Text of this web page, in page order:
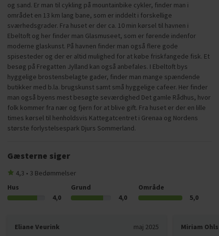
og sand. Er man til cykling på mountainbike cykler, finder man i
området en 13 km lang bane, som er inddelt i forskellige
sværhedsgrader. Fra huset er der ca. 10 min kørsel til havnen i
Ebeltoft og her finder man Glasmuseet, som er førende indenfor
moderne glaskunst. På havnen finder man også flere gode
spisesteder og der er altid mulighed for at købe friskfangede fisk. Et
besøg på Fregatten Jylland kan også anbefales. I Ebeltoft bys
hyggelige brostensbelagte gader, finder man mange spændende
butikker med b.la. brugskunst samt små hyggelige cafeer. Her finder
man også byens mest besøgte seværdighed Det gamle Rådhus, hvor
folk kommer fra nær og fjern for at blive gift. Fra huset er der en lille
times kørsel til henholdsvis Kattegatcentret i Grenaa og Nordens
største forlystelsespark Djurs Sommerland.
Gæsterne siger
4,3 • 3 Bedømmelser
Hus
4,0
Grund
4,0
Område
5,0
Eliane Veurink
maj 2025
Miriam